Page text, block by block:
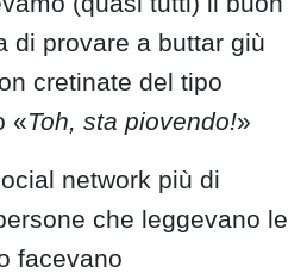
di provare a buttar giù
cretinate del tipo
«Toh, sta piovendo!»
network più di
che leggevano le
facevano